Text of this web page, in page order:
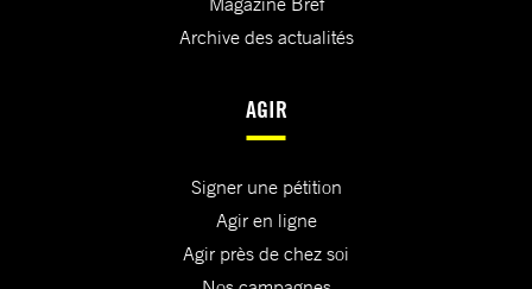
Archive des actualités
AGIR
Signer une pétition
Agir en ligne
Agir près de chez soi